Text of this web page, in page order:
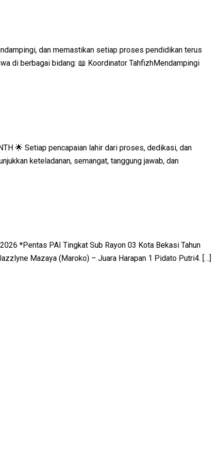
dan memastikan setiap proses pendidikan terus
di berbagai bidang: 📖 Koordinator TahfizhMendampingi
🌟 Setiap pencapaian lahir dari proses, dedikasi, dan
keteladanan, semangat, tanggung jawab, dan
*Pentas PAI Tingkat Sub Rayon 03 Kota Bekasi Tahun
Mazaya (Maroko) – Juara Harapan 1 Pidato Putri4. […]